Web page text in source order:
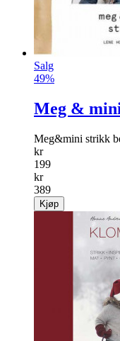
Salg
49%
Meg &
Meg&mini strikk
kr
199
kr
389
Kjøp